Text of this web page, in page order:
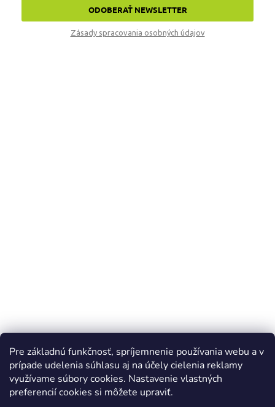
Pre základnú funkčnosť, spríjemnenie používania webu a v
prípade udelenia súhlasu aj na účely cielenia reklamy
využívame súbory cookies. Nastavenie vlastných
preferencií cookies si môžete upraviť.
ODOBERAŤ NEWSLETTER
Zásady spracovania osobných údajov